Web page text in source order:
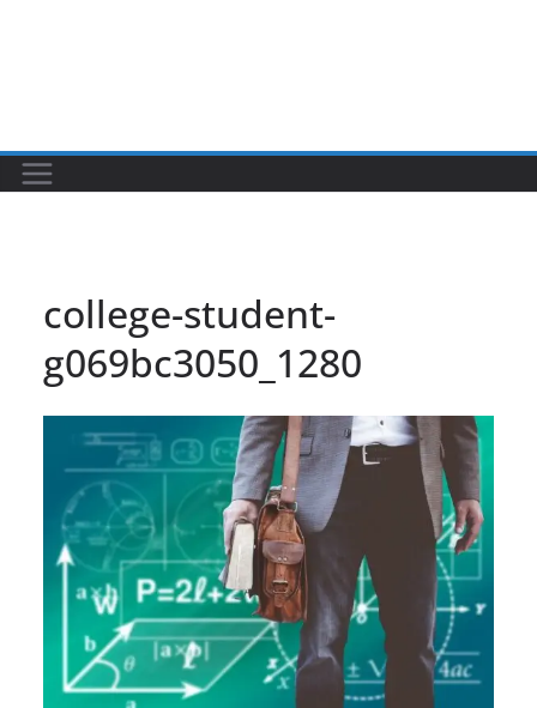
college-student-
g069bc3050_1280